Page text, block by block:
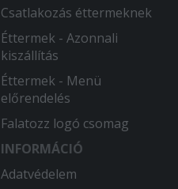
Csatlakozás éttermeknek
Éttermek - Azonnali
kiszállítás
Éttermek - Menü
előrendelés
Falatozz logó csomag
INFORMÁCIÓ
Adatvédelem